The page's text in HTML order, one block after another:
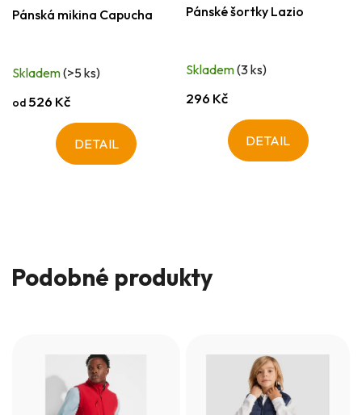
Pánská mikina Capucha
Skladem(>5 ks)
od 526 Kč
DETAIL
Pánské šortky Lazio
Skladem(3 ks)
296 Kč
DETAIL
Podobné produkty